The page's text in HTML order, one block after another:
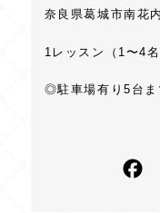
奈良県葛城市南
1レッスン（1〜4
◎駐車場有り5台ま